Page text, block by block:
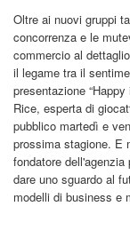
Oltre ai nuovi gruppi
concorrenza e le
commercio al
il legame tra il
presentazione
Rice, esperta di
pubblico martedì e
prossima stagione. E
fondatore
dare uno sguardo al
modelli di business e